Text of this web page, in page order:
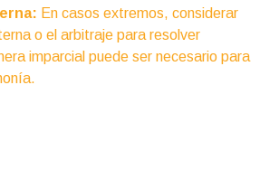
En casos extremos, considerar
o el arbitraje para resolver
imparcial puede ser necesario para